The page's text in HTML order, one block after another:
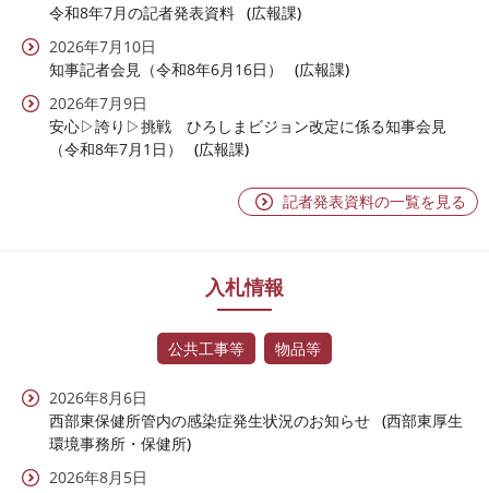
令和8年7月の記者発表資料
広報課
2026年7月10日
知事記者会見（令和8年6月16日）
広報課
2026年7月9日
安心▷誇り▷挑戦 ひろしまビジョン改定に係る知事会見
（令和8年7月1日）
広報課
記者発表資料の一覧を見る
入札情報
公共工事等 物品等
2026年8月6日
西部東保健所管内の感染症発生状況のお知らせ
西部東厚生
環境事務所・保健所
2026年8月5日